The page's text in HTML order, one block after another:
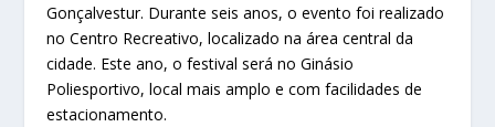
Gonçalvestur. Durante seis anos, o evento foi realizado
no Centro Recreativo, localizado na área central da
cidade. Este ano, o festival será no Ginásio
Poliesportivo, local mais amplo e com facilidades de
estacionamento.